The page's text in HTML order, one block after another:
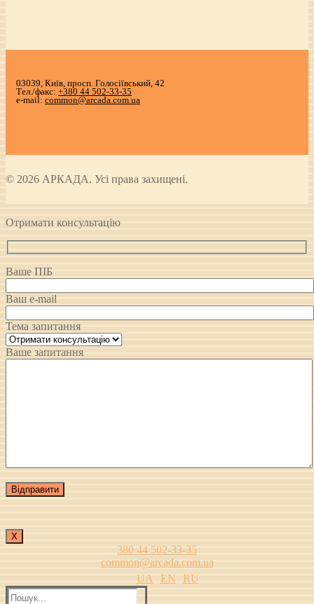
03039, Київ, просп. Голосіївський, 42
Тел./факс: +380 44 502-33-35
e-mail: common@arcada.com.ua
© 2026 АРКАДА. Усі права захищені.
Отримати консультацію
Ваше ПІБ
Ваш e-mail
Тема запитання
Ваше запитання
Х
380 44 502-33-35
common@arcada.com.ua
UA
EN
RU
Пошук: